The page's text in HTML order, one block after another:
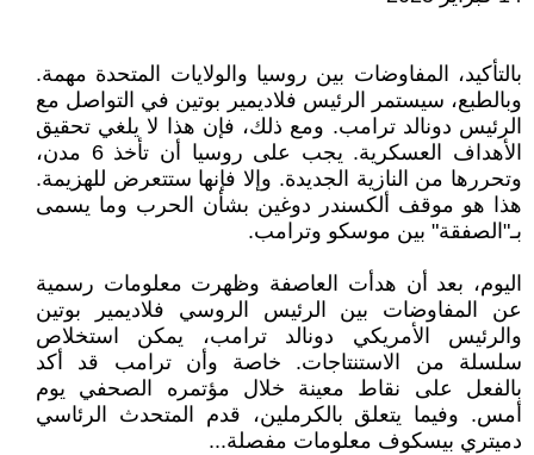
بالتأكيد، المفاوضات بين روسيا والولايات المتحدة مهمة.
وبالطبع، سيستمر الرئيس فلاديمير بوتين في التواصل مع
الرئيس دونالد ترامب. ومع ذلك، فإن هذا لا يلغي تحقيق
الأهداف العسكرية. يجب على روسيا أن تأخذ 6 مدن،
وتحررها من النازية الجديدة. وإلا فإنها ستتعرض للهزيمة.
هذا هو موقف ألكسندر دوغين بشأن الحرب وما يسمى
بـ"الصفقة" بين موسكو وترامب.
اليوم، بعد أن هدأت العاصفة وظهرت معلومات رسمية
عن المفاوضات بين الرئيس الروسي فلاديمير بوتين
والرئيس الأمريكي دونالد ترامب، يمكن استخلاص
سلسلة من الاستنتاجات. خاصة وأن ترامب قد أكد
بالفعل على نقاط معينة خلال مؤتمره الصحفي يوم
أمس. وفيما يتعلق بالكرملين، قدم المتحدث الرئاسي
دميتري بيسكوف معلومات مفصلة...